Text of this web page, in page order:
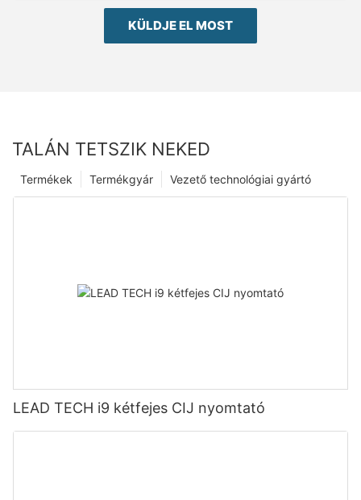
KÜLDJE EL MOST
TALÁN TETSZIK NEKED
Vezető technológiai gyártó
Termékgyár
Termékek
LEAD TECH i9 kétfejes CIJ nyomtató